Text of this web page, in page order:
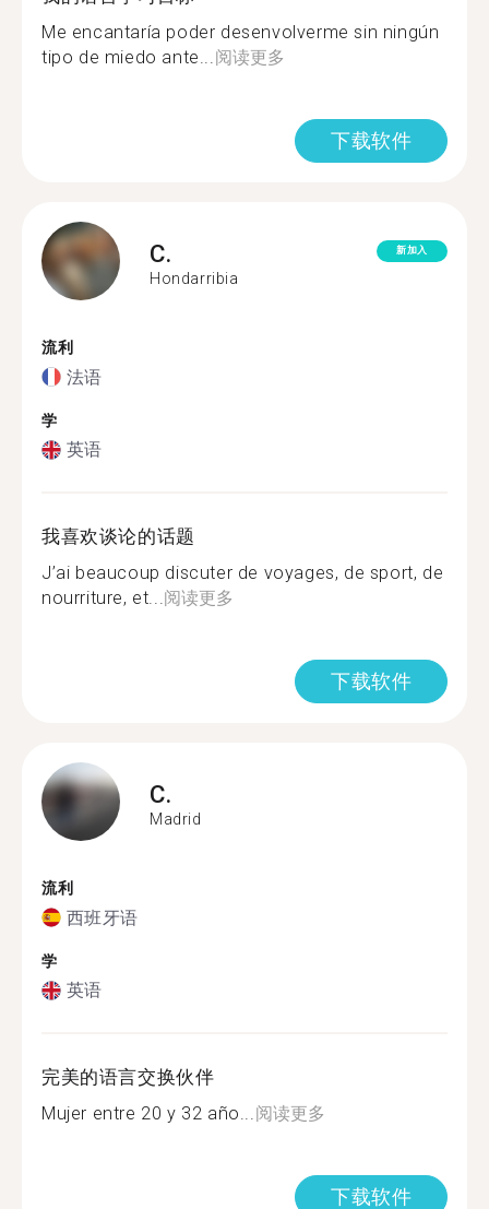
Me encantaría poder desenvolverme sin ningún
tipo de miedo ante...阅读更多
下载软件
C.
Hondarribia
新加入
流利
法语
学
英语
我喜欢谈论的话题
J’ai beaucoup discuter de voyages, de sport, de
nourriture, et...阅读更多
下载软件
C.
Madrid
流利
西班牙语
学
英语
完美的语言交换伙伴
Mujer entre 20 y 32 año...阅读更多
下载软件